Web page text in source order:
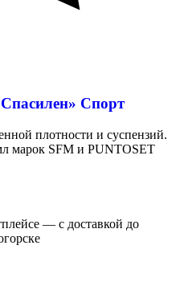
Спорт
плотности и суспензий.
марок SFM и PUNTOSET
— с доставкой до